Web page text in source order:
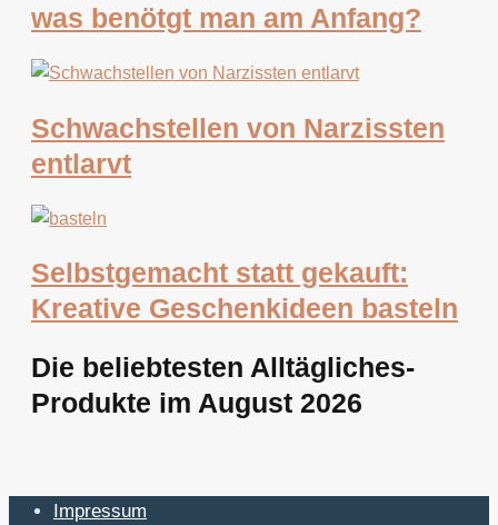
was benötgt man am Anfang?
Schwachstellen von Narzissten
entlarvt
Selbstgemacht statt gekauft:
Kreative Geschenkideen basteln
Die beliebtesten Alltägliches-
Produkte im August 2026
Impressum